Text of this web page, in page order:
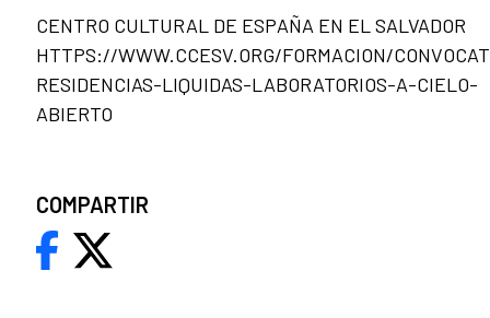
CENTRO CULTURAL DE ESPAÑA EN EL SALVADOR
HTTPS://WWW.CCESV.ORG/FORMACION/
RESIDENCIAS-LIQUIDAS-LABORATORIOS-A-CIELO-
ABIERTO
COMPARTIR